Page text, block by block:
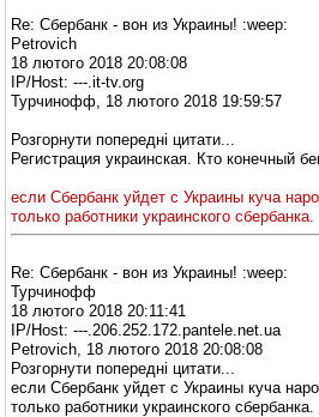
Re: Сбербанк - вон из Украины! :weep:
Petrovich
18 лютого 2018 20:08:08
IP/Host: ---.it-tv.org
Турчинофф, 18 лютого 2018 19:59:57
Розгорнути попередні цитати...
Регистрация украинская. Кто конечный
если Сбербанк уйдет с Украины куча
только работники украинского сбербанка.
Re: Сбербанк - вон из Украины! :weep:
Турчинофф
18 лютого 2018 20:11:41
IP/Host: ---.206.252.172.pantele.net.ua
Petrovich, 18 лютого 2018 20:08:08
Розгорнути попередні цитати...
если Сбербанк уйдет с Украины куча
только работники украинского сбербанка.